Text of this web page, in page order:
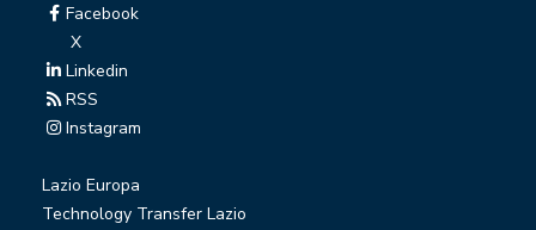
Facebook
X
Linkedin
RSS
Instagram
Lazio Europa
Technology Transfer Lazio